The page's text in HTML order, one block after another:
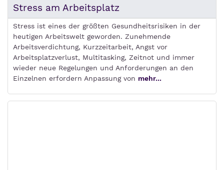
Stress am Arbeitsplatz
Stress ist eines der größten Gesundheitsrisiken in der
heutigen Arbeitswelt geworden. Zunehmende
Arbeitsverdichtung, Kurzzeitarbeit, Angst vor
Arbeitsplatzverlust, Multitasking, Zeitnot und immer
wieder neue Regelungen und Anforderungen an den
Einzelnen erfordern Anpassung von mehr...